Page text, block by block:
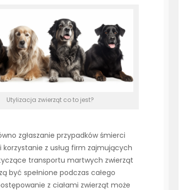
Utylizacja zwierząt co to jest?
zgłaszanie przypadków śmierci
z usług firm zajmujących
transportu martwych zwierząt
być spełnione podczas całego
z ciałami zwierząt może